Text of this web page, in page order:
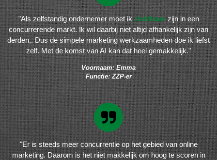
"Als zelfstandig ondernemer moet ikzichtbaarzijn in een
concurrerende markt. Ik wil daarbij niet altijd afhankelijk zijn van
derden,. Dus de simpele marketing werkzaamheden doe ik liefst
zelf. Met de komst van AI kan dat heel gemakkelijk."
Voornaam: Emma
Functie: ZZP-er
"Er is steeds meer concurrentie op het gebied van online
marketing. Daarom is het niet makkelijk om hoog te scoren in